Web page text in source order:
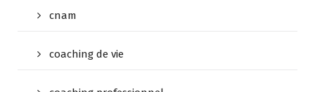
cnam
coaching de vie